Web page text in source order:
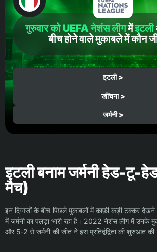
गुरुवार को UEFA नेशंस लीगमेंइटली
बीच होने वाले मुकाबले में कौन
इटली >
खींचना >
जर्मनी >
इटली बनाम जर्मनी हेड-टू-
मैच)
इन दिग्गजों के बीच पिछले मुकाबलों में काफ़ी कड़ी टक्कर देखने
में जर्मनी का पलड़ा भारी रहा है। 2022 नेशंस लीग में उनके
और 5-2 से जर्मनी की जीत ने इस प्रतिद्वंद्विता की शुरुआत